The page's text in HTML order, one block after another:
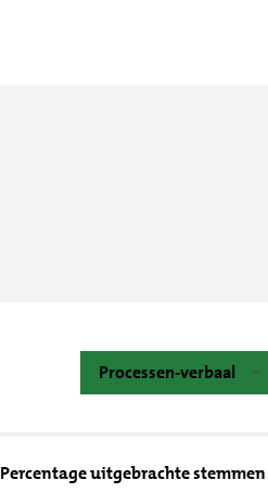
Processen-verbaal
Percentage uitgebrachte stemmen